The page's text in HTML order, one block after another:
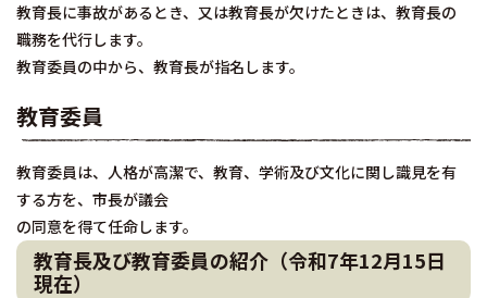
教育長に事故があるとき、又は教育長が欠けたときは、教育長の
職務を代行します。
教育委員の中から、教育長が指名します。
教育委員
教育委員は、人格が高潔で、教育、学術及び文化に関し識見を有
する方を、市長が議会
の同意を得て任命します。
教育長及び教育委員の紹介（令和7年12月15日
現在）